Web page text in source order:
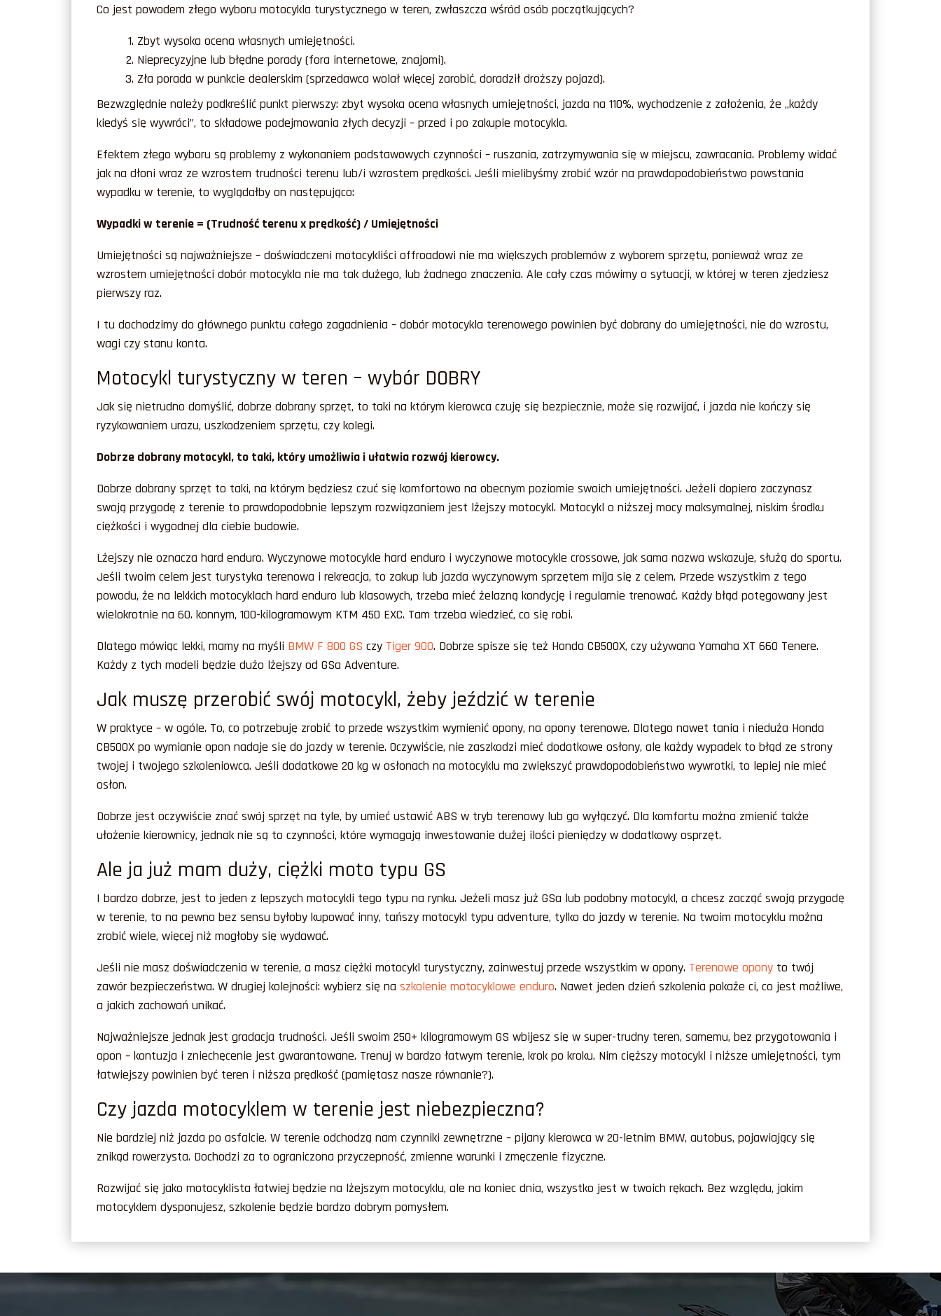
Co jest powodem złego wyboru motocykla turystycznego w teren, zwłaszcza wśród osób początkujących?
Zbyt wysoka ocena własnych umiejętności.
Nieprecyzyjne lub błędne porady (fora internetowe, znajomi).
Zła porada w punkcie dealerskim (sprzedawca wolał więcej zarobić, doradził droższy pojazd).
Bezwzględnie należy podkreślić punkt pierwszy: zbyt wysoka ocena własnych umiejętności, jazda na 110%, wychodzenie z założenia, że „każdy
kiedyś się wywróci”, to składowe podejmowania złych decyzji – przed i po zakupie motocykla.
Efektem złego wyboru są problemy z wykonaniem podstawowych czynności – ruszania, zatrzymywania się w miejscu, zawracania. Problemy widać
jak na dłoni wraz ze wzrostem trudności terenu lub/i wzrostem prędkości. Jeśli mielibyśmy zrobić wzór na prawdopodobieństwo powstania
wypadku w terenie, to wyglądałby on następująco:
Wypadki w terenie = (Trudność terenu x prędkość) / Umiejętności
Umiejętności są najważniejsze – doświadczeni motocykliści offroadowi nie ma większych problemów z wyborem sprzętu, ponieważ wraz ze
wzrostem umiejętności dobór motocykla nie ma tak dużego, lub żadnego znaczenia. Ale cały czas mówimy o sytuacji, w której w teren zjedziesz
pierwszy raz.
I tu dochodzimy do głównego punktu całego zagadnienia – dobór motocykla terenowego powinien być dobrany do umiejętności, nie do wzrostu,
wagi czy stanu konta.
Motocykl turystyczny w teren – wybór DOBRY
Jak się nietrudno domyślić, dobrze dobrany sprzęt, to taki na którym kierowca czuję się bezpiecznie, może się rozwijać, i jazda nie kończy się
ryzykowaniem urazu, uszkodzeniem sprzętu, czy kolegi.
Dobrze dobrany motocykl, to taki, który umożliwia i ułatwia rozwój kierowcy.
Dobrze dobrany sprzęt to taki, na którym będziesz czuć się komfortowo na obecnym poziomie swoich umiejętności. Jeżeli dopiero zaczynasz
swoją przygodę z terenie to prawdopodobnie lepszym rozwiązaniem jest lżejszy motocykl. Motocykl o niższej mocy maksymalnej, niskim środku
ciężkości i wygodnej dla ciebie budowie.
Lżejszy nie oznacza hard enduro. Wyczynowe motocykle hard enduro i wyczynowe motocykle crossowe, jak sama nazwa wskazuje, służą do sportu.
Jeśli twoim celem jest turystyka terenowa i rekreacja, to zakup lub jazda wyczynowym sprzętem mija się z celem. Przede wszystkim z tego
powodu, że na lekkich motocyklach hard enduro lub klasowych, trzeba mieć żelazną kondycję i regularnie trenować. Każdy błąd potęgowany jest
wielokrotnie na 60. konnym, 100-kilogramowym KTM 450 EXC. Tam trzeba wiedzieć, co się robi.
Dlatego mówiąc lekki, mamy na myśli BMW F 800 GS czy Tiger 900. Dobrze spisze się też Honda CB500X, czy używana Yamaha XT 660 Tenere.
Każdy z tych modeli będzie dużo lżejszy od GSa Adventure.
Jak muszę przerobić swój motocykl, żeby jeździć w terenie
W praktyce – w ogóle. To, co potrzebuję zrobić to przede wszystkim wymienić opony, na opony terenowe. Dlatego nawet tania i nieduża Honda
CB500X po wymianie opon nadaje się do jazdy w terenie. Oczywiście, nie zaszkodzi mieć dodatkowe osłony, ale każdy wypadek to błąd ze strony
twojej i twojego szkoleniowca. Jeśli dodatkowe 20 kg w osłonach na motocyklu ma zwiększyć prawdopodobieństwo wywrotki, to lepiej nie mieć
osłon.
Dobrze jest oczywiście znać swój sprzęt na tyle, by umieć ustawić ABS w tryb terenowy lub go wyłączyć. Dla komfortu można zmienić także
ułożenie kierownicy, jednak nie są to czynności, które wymagają inwestowanie dużej ilości pieniędzy w dodatkowy osprzęt.
Ale ja już mam duży, ciężki moto typu GS
I bardzo dobrze, jest to jeden z lepszych motocykli tego typu na rynku. Jeżeli masz już GSa lub podobny motocykl, a chcesz zacząć swoją przygodę
w terenie, to na pewno bez sensu byłoby kupować inny, tańszy motocykl typu adventure, tylko do jazdy w terenie. Na twoim motocyklu można
zrobić wiele, więcej niż mogłoby się wydawać.
Jeśli nie masz doświadczenia w terenie, a masz ciężki motocykl turystyczny, zainwestuj przede wszystkim w opony. Terenowe opony to twój
zawór bezpieczeństwa. W drugiej kolejności: wybierz się na szkolenie motocyklowe enduro. Nawet jeden dzień szkolenia pokaże ci, co jest możliwe,
a jakich zachowań unikać.
Najważniejsze jednak jest gradacja trudności. Jeśli swoim 250+ kilogramowym GS wbijesz się w super-trudny teren, samemu, bez przygotowania i
opon – kontuzja i zniechęcenie jest gwarantowane. Trenuj w bardzo łatwym terenie, krok po kroku. Nim cięższy motocykl i niższe umiejętności, tym
łatwiejszy powinien być teren i niższa prędkość (pamiętasz nasze równanie?).
Czy jazda motocyklem w terenie jest niebezpieczna?
Nie bardziej niż jazda po asfalcie. W terenie odchodzą nam czynniki zewnętrzne – pijany kierowca w 20-letnim BMW, autobus, pojawiający się
znikąd rowerzysta. Dochodzi za to ograniczona przyczepność, zmienne warunki i zmęczenie fizyczne.
Rozwijać się jako motocyklista łatwiej będzie na lżejszym motocyklu, ale na koniec dnia, wszystko jest w twoich rękach. Bez względu, jakim
motocyklem dysponujesz, szkolenie będzie bardzo dobrym pomysłem.